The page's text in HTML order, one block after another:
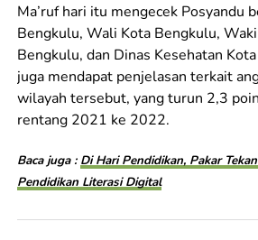
Ma’ruf hari itu mengecek Posyandu
Bengkulu, Wali Kota Bengkulu,
Bengkulu, dan Dinas Kesehatan
juga mendapat penjelasan terkait
wilayah tersebut, yang turun 2,3
rentang 2021 ke 2022.
Baca juga : Di Hari Pendidikan, Pakar
Pendidikan Literasi Digital